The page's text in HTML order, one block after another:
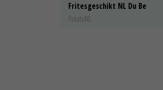
Fritesgeschikt NL Du Be
PotatoNL